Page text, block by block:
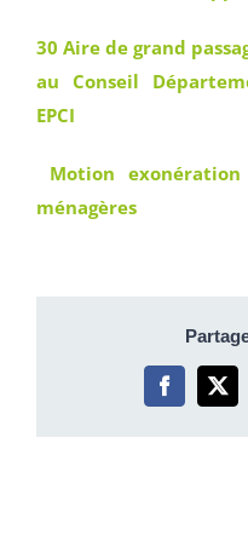
30 Aire de grand
au Conseil
EPCI
Motion
ménagères
Facebook
X